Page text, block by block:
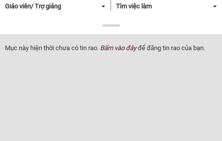
Giáo viên/ Trợ giảng Tìm việc làm
Tất cả
Mục này hiện thời chưa có tin rao. Bấm vào đâyđể đăng tin rao của bạn.